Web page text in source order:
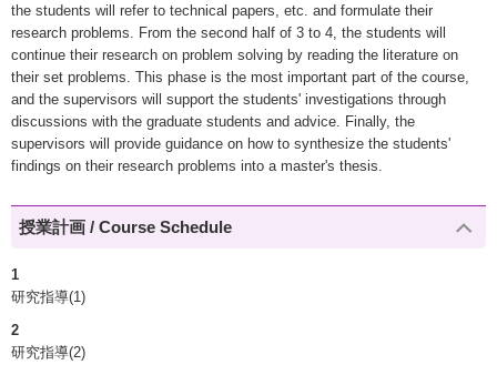
the students will refer to technical papers, etc. and formulate their
research problems. From the second half of 3 to 4, the students will
continue their research on problem solving by reading the literature on
their set problems. This phase is the most important part of the course,
and the supervisors will support the students' investigations through
discussions with the graduate students and advice. Finally, the
supervisors will provide guidance on how to synthesize the students'
findings on their research problems into a master's thesis.
授業計画 / Course Schedule
1
研究指導(1)
2
研究指導(2)